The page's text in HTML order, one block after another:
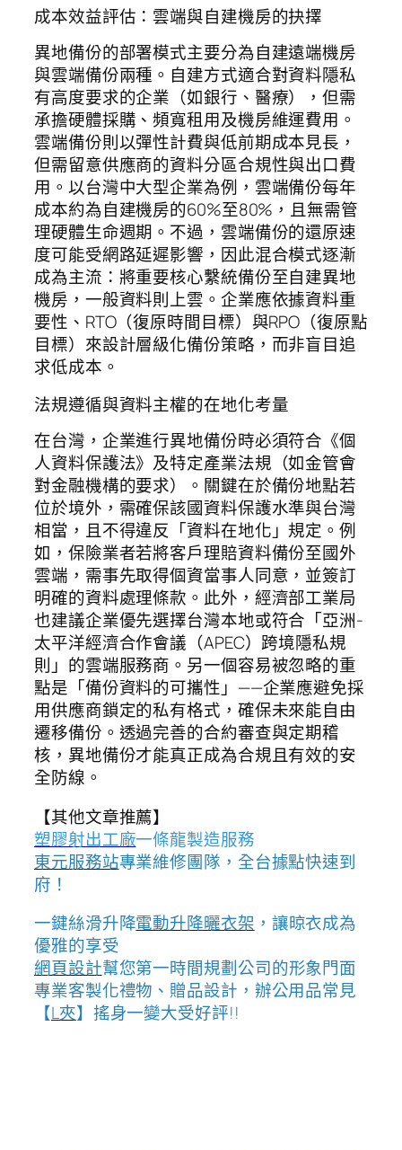
成本效益評估：雲端與自建機房的抉擇
異地備份的部署模式主要分為自建遠端機房
與雲端備份兩種。自建方式適合對資料隱私
有高度要求的企業（如銀行、醫療），但需
承擔硬體採購、頻寬租用及機房維運費用。
雲端備份則以彈性計費與低前期成本見長，
但需留意供應商的資料分區合規性與出口費
用。以台灣中大型企業為例，雲端備份每年
成本約為自建機房的60%至80%，且無需管
理硬體生命週期。不過，雲端備份的還原速
度可能受網路延遲影響，因此混合模式逐漸
成為主流：將重要核心繫統備份至自建異地
機房，一般資料則上雲。企業應依據資料重
要性、RTO（復原時間目標）與RPO（復原點
目標）來設計層級化備份策略，而非盲目追
求低成本。
法規遵循與資料主權的在地化考量
在台灣，企業進行異地備份時必須符合《個
人資料保護法》及特定產業法規（如金管會
對金融機構的要求）。關鍵在於備份地點若
位於境外，需確保該國資料保護水準與台灣
相當，且不得違反「資料在地化」規定。例
如，保險業者若將客戶理賠資料備份至國外
雲端，需事先取得個資當事人同意，並簽訂
明確的資料處理條款。此外，經濟部工業局
也建議企業優先選擇台灣本地或符合「亞洲-
太平洋經濟合作會議（APEC）跨境隱私規
則」的雲端服務商。另一個容易被忽略的重
點是「備份資料的可攜性」——企業應避免採
用供應商鎖定的私有格式，確保未來能自由
遷移備份。透過完善的合約審查與定期稽
核，異地備份才能真正成為合規且有效的安
全防線。
【其他文章推薦】
塑膠射出工廠一條龍製造服務
東元服務站專業維修團隊，全台據點快速到
府！
一鍵絲滑升降電動升降曬衣架 ，讓晾衣成為
優雅的享受
網頁設計幫您第一時間規劃公司的形象門面
專業客製化禮物、贈品設計，辦公用品常見
【L夾】搖身一變大受好評!!